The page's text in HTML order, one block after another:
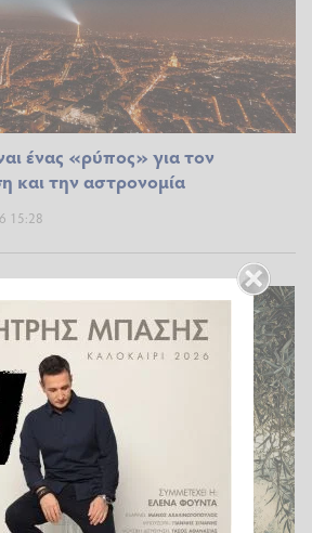
ένας «ρύπος» για τον
και την αστρονομία
15:28